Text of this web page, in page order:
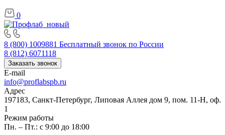
0
8 (800) 1009881 Бесплатный звонок по России
8 (812) 6071118
Заказать звонок
E-mail
info@proflabspb.ru
Адрес
197183, Санкт-Петербург, Липовая Аллея дом 9, пом. 11-Н, оф.
1
Режим работы
Пн. – Пт.: с 9:00 до 18:00